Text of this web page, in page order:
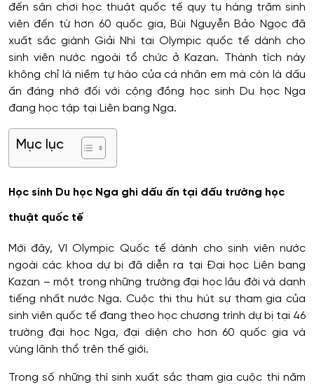
đến sân chơi học thuật quốc tế quy tụ hàng trăm sinh
viên đến từ hơn 60 quốc gia, Bùi Nguyễn Bảo Ngọc đã
xuất sắc giành Giải Nhì tại Olympic quốc tế dành cho
sinh viên nước ngoài tổ chức ở Kazan. Thành tích này
không chỉ là niềm tự hào của cá nhân em mà còn là dấu
ấn đáng nhớ đối với cộng đồng học sinh Du học Nga
đang học tập tại Liên bang Nga.
Mục lục
Học sinh Du học Nga ghi dấu ấn tại đấu trường học
thuật quốc tế
Mới đây, VI Olympic Quốc tế dành cho sinh viên nước
ngoài các khoa dự bị đã diễn ra tại Đại học Liên bang
Kazan – một trong những trường đại học lâu đời và danh
tiếng nhất nước Nga. Cuộc thi thu hút sự tham gia của
sinh viên quốc tế đang theo học chương trình dự bị tại 46
trường đại học Nga, đại diện cho hơn 60 quốc gia và
vùng lãnh thổ trên thế giới.
Trong số những thí sinh xuất sắc tham gia cuộc thi năm